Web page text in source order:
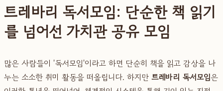
트레바리 독서모임: 단순한 책 읽기
를 넘어선 가치관 공유 모임
많은 사람들이 '독서모임'이라고 하면 단순히 책을 읽고 감상을 나
누는 소소한 취미 활동을 떠올립니다. 하지만 트레바리 독서모임은